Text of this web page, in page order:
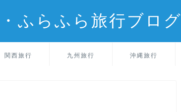
ふらふら旅行ブログ
関西旅行 九州旅行 沖縄旅行